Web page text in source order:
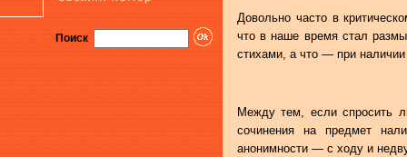
Поиск
Довольно часто в
что в наше время стал
стихами, а что — при
Между тем, если спросить
сочинения на предмет
анонимности — с ходу и